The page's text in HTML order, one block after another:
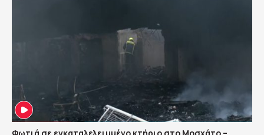
Φωτιά σε εγκαταλελειμμένο κτήριο στο Μοσχάτο –